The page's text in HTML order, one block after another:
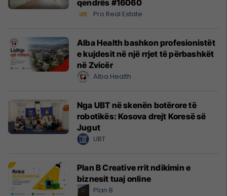
qendrës #16060
Pro Real Estate
Alba Health bashkon profesionistët
e kujdesit në një rrjet të përbashkët
në Zvicër
Alba Health
Nga UBT në skenën botërore të
robotikës: Kosova drejt Koresë së
Jugut
UBT
Plan B Creative rrit ndikimin e
biznesit tuaj online
Plan B